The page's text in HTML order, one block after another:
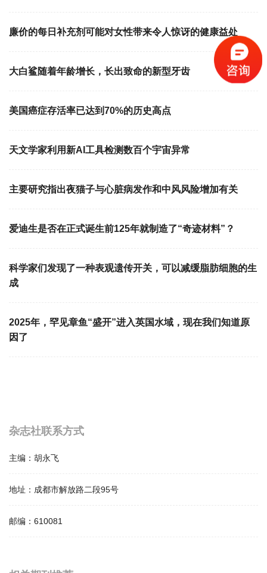
廉价的每日补充剂可能对女性带来令人惊讶的健康益处
大白鲨随着年龄增长，长出致命的新型牙齿
美国癌症存活率已达到70%的历史高点
天文学家利用新AI工具检测数百个宇宙异常
主要研究指出夜猫子与心脏病发作和中风风险增加有关
爱迪生是否在正式诞生前125年就制造了“奇迹材料”？
科学家们发现了一种表观遗传开关，可以减缓脂肪细胞的生
成
2025年，罕见章鱼“盛开”进入英国水域，现在我们知道原
因了
杂志社联系方式
主编： 胡永飞
地址： 成都市解放路二段95号
邮编： 610081